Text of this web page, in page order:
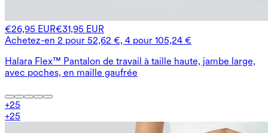
€26,95 EUR€31,95 EUR
Achetez-en 2 pour 52,62 €, 4 pour 105,24 €
Halara Flex™ Pantalon de travail à taille haute, jambe large,
avec poches, en maille gaufrée
+25
+25